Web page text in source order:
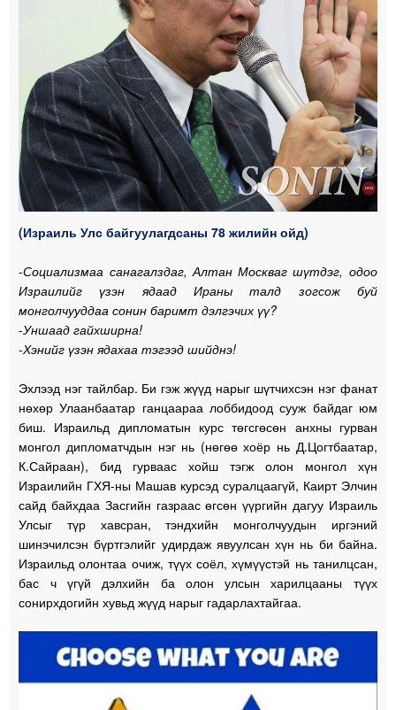
(Израиль Улс байгуулагдсаны 78 жилийн ойд)
-Социализмаа санагалздаг, Алтан Москваг шүтдэг, одоо
Израилийг үзэн ядаад Ираны талд зогсож буй
монголчууддаа сонин баримт дэлгэчих үү?
-Уншаад гайхширна!
-Хэнийг үзэн ядахаа тэгээд шийднэ!
Эхлээд нэг тайлбар. Би гэж жүүд нарыг шүтчихсэн нэг фанат
нөхөр Улаанбаатар ганцаараа лоббидоод сууж байдаг юм
биш. Израильд дипломатын курс төгсгөсөн анхны гурван
монгол дипломатчдын нэг нь (нөгөө хоёр нь Д.Цогтбаатар,
К.Сайраан), бид гурваас хойш тэгж олон монгол хүн
Израилийн ГХЯ-ны Машав курсэд суралцаагүй, Каирт Элчин
сайд байхдаа Засгийн газраас өгсөн үүргийн дагуу Израиль
Улсыг түр хавсран, тэндхийн монголчуудын иргэний
шинэчилсэн бүртгэлийг удирдаж явуулсан хүн нь би байна.
Израильд олонтаа очиж, түүх соёл, хүмүүстэй нь танилцсан,
бас ч үгүй дэлхийн ба олон улсын харилцааны түүх
сонирхдогийн хувьд жүүд нарыг гадарлахтайгаа.